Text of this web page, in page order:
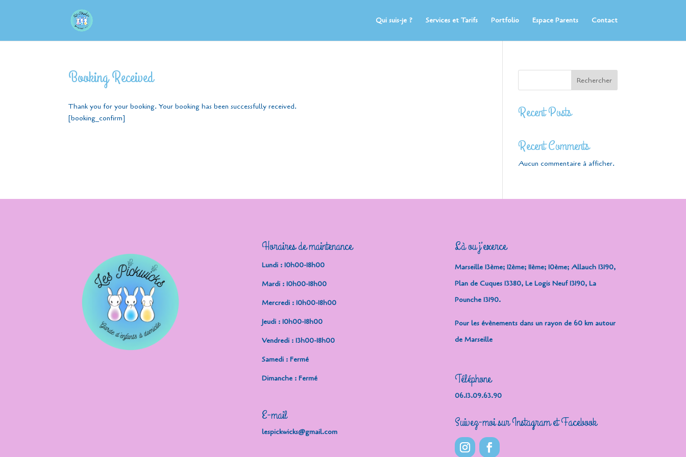
Qui suis-je ? Services et Tarifs Portfolio Espace Parents Contact
Booking Received
Thank you for your booking. Your booking has been successfully received.
[booking_confirm]
Rechercher
Recent Posts
Recent Comments
Aucun commentaire à afficher.
Horaires de maintenance
Lundi : 10h00-18h00
Mardi : 10h00-18h00
Mercredi : 10h00-18h00
Jeudi : 10h00-18h00
Vendredi : 13h00-18h00
Samedi : Fermé
Dimanche : Fermé
E-mail
lespickwicks@gmail.com
Là ou j’exerce
Marseille 13ème; 12ème; 11ème; 10ème; Allauch 13190,
Plan de Cuques 13380, Le Logis Neuf 13190, La
Pounche 13190.
Pour les évènements dans un rayon de 60 km autour
de Marseille
Téléphone
06.13.09.63.90
Suivez-moi sur Instagram et Facebook